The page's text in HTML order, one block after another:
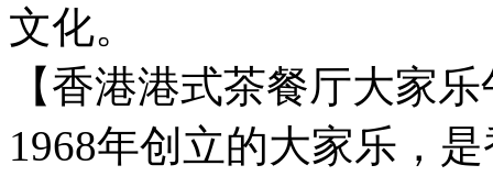
文化。
【香港港式茶餐厅大家
1968年创立的大家乐，